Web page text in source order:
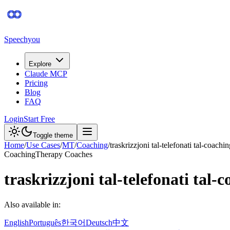
Speechyou
Explore
Claude MCP
Pricing
Blog
FAQ
LoginStart Free
Toggle theme
Home/Use Cases/MT/Coaching/traskrizzjoni tal-telefonati tal-
CoachingTherapy Coaches
traskrizzjoni tal-telefonati tal-
Also available in:
EnglishPortuguês한국어Deutsch中文